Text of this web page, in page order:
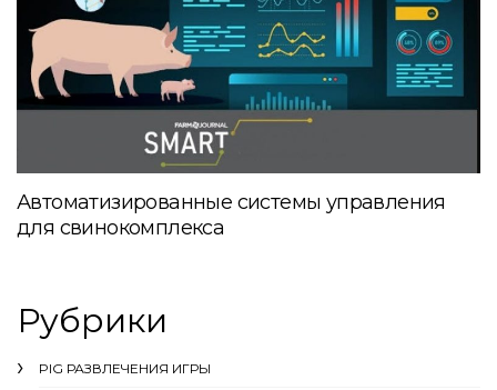
Автоматизированные системы управления
для свинокомплекса
Рубрики
PIG РАЗВЛЕЧЕНИЯ ИГРЫ